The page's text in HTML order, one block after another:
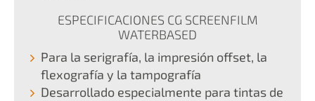
ESPECIFICACIONES CG SCREENFILM
WATERBASED
Para la serigrafía, la impresión offset, la
flexografía y la tampografía
Desarrollado especialmente para tintas de